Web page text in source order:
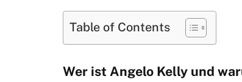
Table of Contents
Wer ist Angelo Kelly und